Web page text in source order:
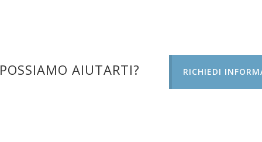
AIUTARTI? RICHIEDI